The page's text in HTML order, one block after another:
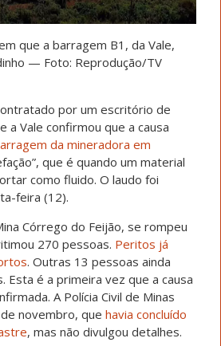
que a barragem B1, da Vale,
— Foto: Reprodução/TV
por um escritório de
a Vale confirmou que a causa
da mineradora em
que é quando um material
como fluido. O laudo foi
feira (12).
Córrego do Feijão, se rompeu
270 pessoas. Peritos já
. Outras 13 pessoas ainda
Esta é a primeira vez que a causa
A Polícia Civil de Minas
novembro, que havia concluído
, mas não divulgou detalhes.